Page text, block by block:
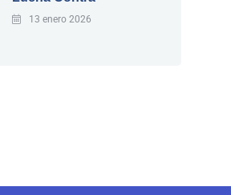
13 enero 2026